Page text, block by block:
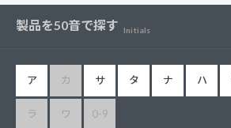
製品を50音で探す Initials
ア カ サ タ ナ ハ
ラ ワ 0-9